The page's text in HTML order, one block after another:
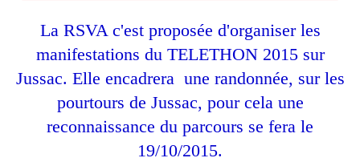
La RSVA c'est proposée d'organiser les
manifestations du TELETHON 2015 sur
Jussac. Elle encadrera une randonnée, sur les
pourtours de Jussac, pour cela une
reconnaissance du parcours se fera le
19/10/2015.